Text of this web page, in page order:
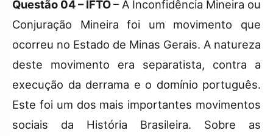
Questão 04 – IFTO– A Inconfidência Mineira ou
Conjuração Mineira foi um movimento que
ocorreu no Estado de Minas Gerais. A natureza
deste movimento era separatista, contra a
execução da derrama e o domínio português.
Este foi um dos mais importantes movimentos
sociais da História Brasileira. Sobre as